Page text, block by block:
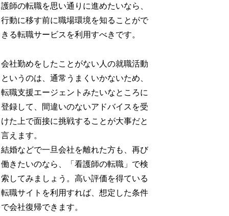
護師の転職を思い通りに進めたいなら、
行動に移す前に職場環境を知ることがで
きる転職サービスを利用すべきです。
会社勤めをしたことがない人の就職活動
というのは、通常うまくいかないため、
転職支援エージェントみたいなところに
登録して、間違いのないアドバイスを受
けた上で面接に挑戦することが大事だと
言えます。
結婚などで一旦会社を離れた方も、再び
働きたいのなら、「看護師の転職」で検
索してみましょう。高い評価を得ている
転職サイトを利用すれば、想定した条件
で会社復帰できます。